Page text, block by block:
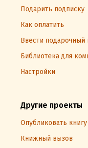
Подарить подписку
Как оплатить
Ввести подарочный
Библиотека для
Настройки
Другие проекты
Опубликовать
Книжный вызов